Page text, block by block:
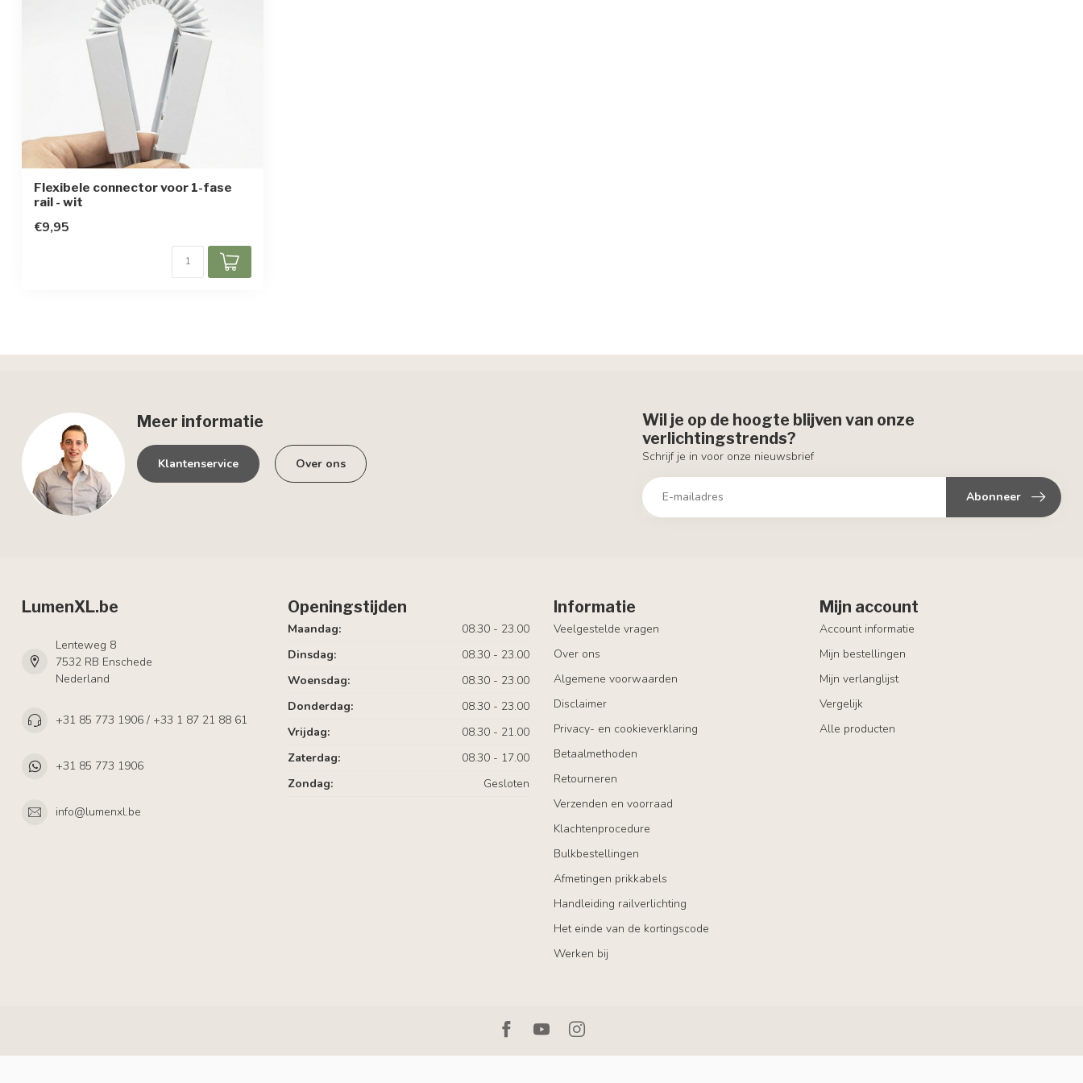
Flexibele connector voor 1-fase
rail - wit
€9,95
Meer informatie
Klantenservice Over ons
Wil je op de hoogte blijven van onze
verlichtingstrends?
Schrijf je in voor onze nieuwsbrief
Abonneer
LumenXL.be
Lenteweg 8
7532 RB Enschede
Nederland
+31 85 773 1906 / +33 1 87 21 88 61
+31 85 773 1906
info@lumenxl.be
Openingstijden
Maandag:
08.30 - 23.00
Dinsdag:
08.30 - 23.00
Woensdag:
08.30 - 23.00
Donderdag:
08.30 - 23.00
Vrijdag:
08.30 - 21.00
Zaterdag:
08.30 - 17.00
Zondag:
Gesloten
Informatie
Veelgestelde vragen
Over ons
Algemene voorwaarden
Disclaimer
Privacy- en cookieverklaring
Betaalmethoden
Retourneren
Verzenden en voorraad
Klachtenprocedure
Bulkbestellingen
Afmetingen prikkabels
Handleiding railverlichting
Het einde van de kortingscode
Werken bij
Mijn account
Account informatie
Mijn bestellingen
Mijn verlanglijst
Vergelijk
Alle producten